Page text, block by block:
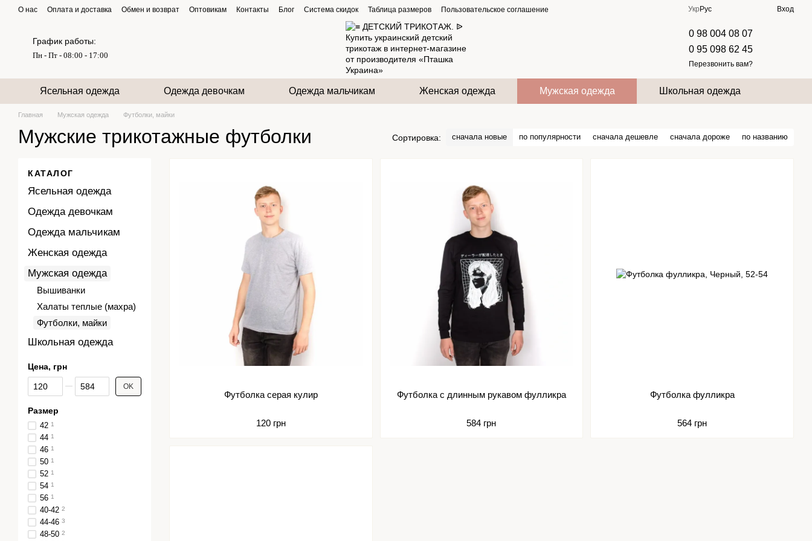
Перейти к основному контенту
О нас Оплата и доставка Обмен и возврат Оптовикам Контакты Блог Система скидок Таблица размеров Пользовательское соглашение Укр Рус Вход
График работы:
Пн - Пт - 08:00 - 17:00
0 98 004 08 07
0 95 098 62 45
Перезвонить вам?
Ясельная одежда Одежда девочкам Одежда мальчикам Женская одежда Мужская одежда Школьная одежда
Главная Мужская одежда Футболки, майки
Мужские трикотажные футболки Сортировка: сначала новые по популярности сначала дешевле сначала дороже по названию
Футболка серая кулир
120 грн
Футболка с длинным рукавом фулликра
584 грн
Футболка фулликра
564 грн
КАТАЛОГ
Ясельная одежда
Одежда девочкам
Одежда мальчикам
Женская одежда
Мужская одежда
Вышиванки
Халаты теплые (махра)
Футболки, майки
Школьная одежда
Цена, грн
От Цена, грн
До Цена, грн OK
Размер
42 1
44 1
46 1
50 1
52 1
54 1
56 1
40-42 2
44-46 3
48-50 2